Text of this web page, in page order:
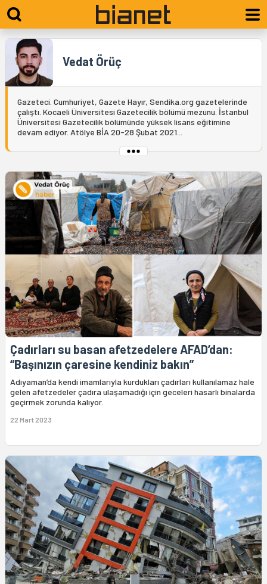
Vedat Örüç
Gazeteci. Cumhuriyet, Gazete Hayır, Sendika.org gazetelerinde
çalıştı. Kocaeli Üniversitesi Gazetecilik bölümü mezunu. İstanbul
Üniversitesi Gazetecilik bölümünde yüksek lisans eğitimine
devam ediyor. Atölye BİA 20-28 Şubat 2021...
Çadırları su basan afetzedelere AFAD’dan:
“Başınızın çaresine kendiniz bakın”
Adıyaman’da kendi imamlarıyla kurdukları çadırları kullanılamaz hale
gelen afetzedeler çadıra ulaşamadığı için geceleri hasarlı binalarda
geçirmek zorunda kalıyor.
22 Mart 2023